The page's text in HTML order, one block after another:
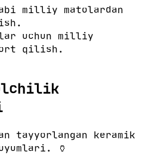
milliy matolardan
uchun milliy
qilish.
tayyorlangan keramik
🏺